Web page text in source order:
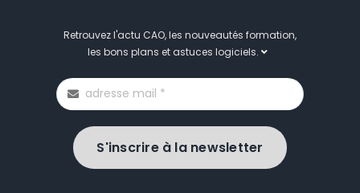
Retrouvez l'actu CAO, les nouveautés formation,
les bons plans et astuces logiciels.
S'inscrire à la newsletter